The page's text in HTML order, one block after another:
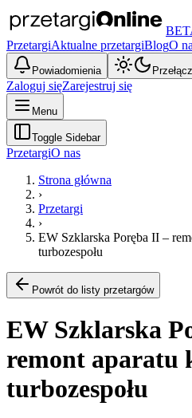
PrzetargiAktualne przetargiBlogO
Powiadomienia
Zaloguj sięZarejestruj się
Menu
Toggle Sidebar
PrzetargiO nas
Strona główna
›
Przetargi
›
EW Szklarska Poręba II –
turbozespołu
Powrót do listy przetargów
EW Szklarska
remont aparatu
turbozespołu